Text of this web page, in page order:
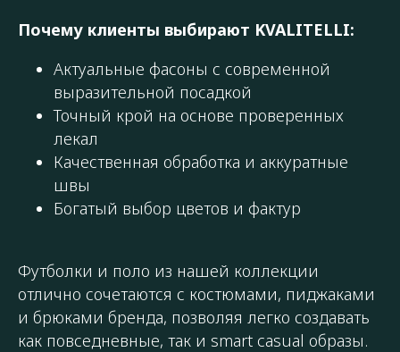
Почему клиенты выбирают KVALITELLI:
Актуальные фасоны с современной
выразительной посадкой
Точный крой на основе проверенных
лекал
Качественная обработка и аккуратные
швы
Богатый выбор цветов и фактур
Футболки и поло из нашей коллекции
отлично сочетаются с костюмами, пиджаками
и брюками бренда, позволяя легко создавать
как повседневные, так и smart casual образы.